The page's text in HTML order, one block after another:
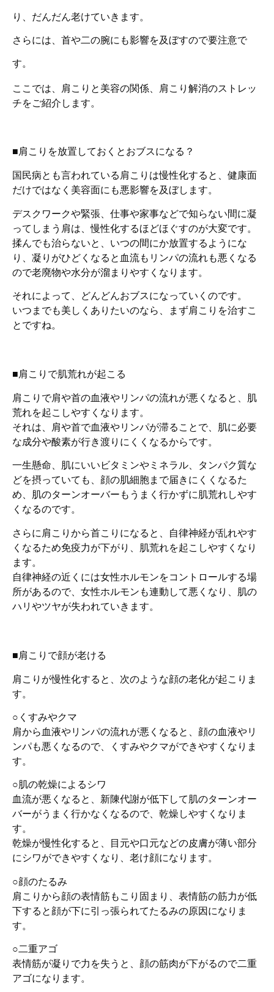
り、だんだん老けていきます。
さらには、首や二の腕にも影響を及ぼすので要注意で
す。
ここでは、肩こりと美容の関係、肩こり解消のストレッ
チをご紹介します。
■肩こりを放置しておくとおブスになる？
国民病とも言われている肩こりは慢性化すると、健康面
だけではなく美容面にも悪影響を及ぼします。
デスクワークや緊張、仕事や家事などで知らない間に凝
ってしまう肩は、慢性化するほどほぐすのが大変です。
揉んでも治らないと、いつの間にか放置するようにな
り、凝りがひどくなると血流もリンパの流れも悪くなる
ので老廃物や水分が溜まりやすくなります。
それによって、どんどんおブスになっていくのです。
いつまでも美しくありたいのなら、まず肩こりを治すこ
とですね。
■肩こりで肌荒れが起こる
肩こりで肩や首の血液やリンパの流れが悪くなると、肌
荒れを起こしやすくなります。
それは、肩や首で血液やリンパが滞ることで、肌に必要
な成分や酸素が行き渡りにくくなるからです。
一生懸命、肌にいいビタミンやミネラル、タンパク質な
どを摂っていても、顔の肌細胞まで届きにくくなるた
め、肌のターンオーバーもうまく行かずに肌荒れしやす
くなるのです。
さらに肩こりから首こりになると、自律神経が乱れやす
くなるため免疫力が下がり、肌荒れを起こしやすくなり
ます。
自律神経の近くには女性ホルモンをコントロールする場
所があるので、女性ホルモンも連動して悪くなり、肌の
ハリやツヤが失われていきます。
■肩こりで顔が老ける
肩こりが慢性化すると、次のような顔の老化が起こりま
す。
○くすみやクマ
肩から血液やリンパの流れが悪くなると、顔の血液やリ
ンパも悪くなるので、くすみやクマができやすくなりま
す。
○肌の乾燥によるシワ
血流が悪くなると、新陳代謝が低下して肌のターンオー
バーがうまく行かなくなるので、乾燥しやすくなりま
す。
乾燥が慢性化すると、目元や口元などの皮膚が薄い部分
にシワができやすくなり、老け顔になります。
○顔のたるみ
肩こりから顔の表情筋もこり固まり、表情筋の筋力が低
下すると顔が下に引っ張られてたるみの原因になりま
す。
○二重アゴ
表情筋が凝りで力を失うと、顔の筋肉が下がるので二重
アゴになります。